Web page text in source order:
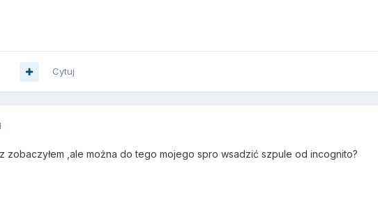
Cytuj
zobaczyłem ,ale można do tego mojego spro wsadzić szpule od incognito?